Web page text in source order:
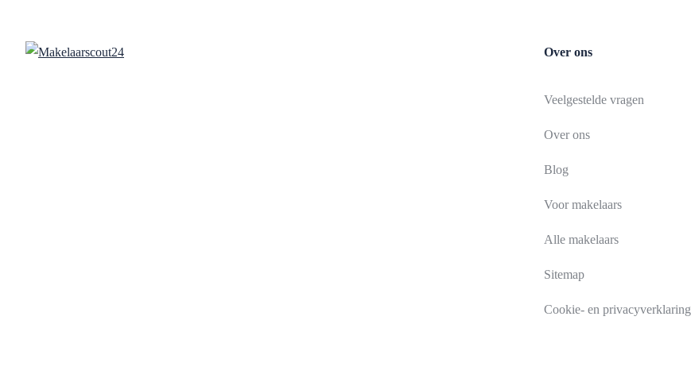
Over ons
Veelgestelde vragen
Over ons
Blog
Voor makelaars
Alle makelaars
Sitemap
Cookie- en privacyverklaring